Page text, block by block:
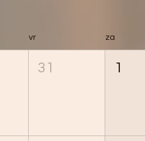
vr za
31 1